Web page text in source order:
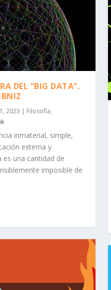
DEL “BIG DATA”.
2023 | Filosofía,
inmaterial, simple,
externa y
es una cantidad de
imposible de